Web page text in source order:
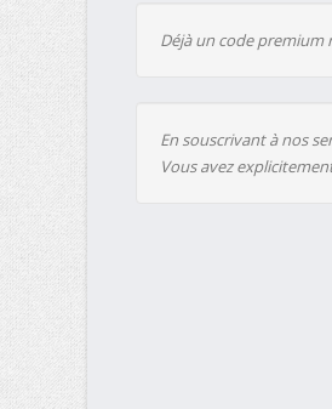
Déjà un code premium
En souscrivant à nos
Vous avez